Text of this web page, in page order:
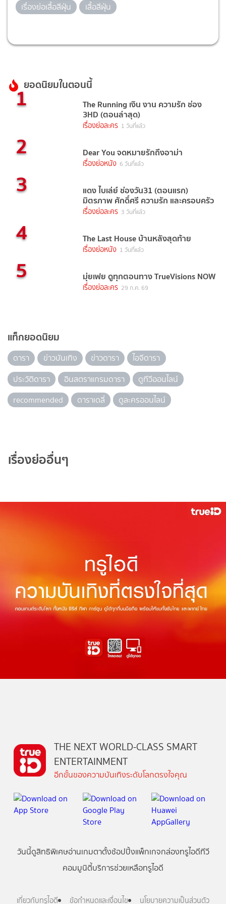
เรื่องย่อเสื้อสีฝุ่น
เสื้อสีฝุ่น
ยอดนิยมในตอนนี้
1 The Running เงิน งาน ความรัก ช่อง
3HD (ตอนล่าสุด)
เรื่องย่อละคร 1 วันที่แล้ว
2 Dear You จดหมายรักถึงอาม่า
เรื่องย่อหนัง 6 วันที่แล้ว
3 แดง ไบเล่ย์ ช่องวัน31 (ตอนแรก)
มิตรภาพ ศักดิ์ศรี ความรัก และครอบครัว
เรื่องย่อละคร 3 วันที่แล้ว
4 The Last House บ้านหลังสุดท้าย
เรื่องย่อหนัง 1 วันที่แล้ว
5 มุ่ยเฟย ดูทุกตอนทาง TrueVisions NOW
เรื่องย่อละคร 29 ก.ค. 69
แท็กยอดนิยม
ดารา ข่าวบันเทิง ข่าวดารา
ไอจีดารา
ประวัติดารา
อินสตราแกรมดารา
ดูทีวีออนไลน์
recommended
ดาราเดลี่ ดูละครออนไลน์
เรื่องย่ออื่นๆ
THE NEXT WORLD-CLASS SMART
ENTERTAINMENT
อีกขั้นของความบันเทิงระดับโลกตรงใจคุณ
วันนี้ดูสิทธิพิเศษอ่านเกมตาตั้งช้อปปิ้งแพ็กเกจกล่องทรูไอดีทีวี
คอมมูนิตี้บริการช่วยเหลือทรูไอดี
เกี่ยวกับทรูไอดี ข้อกำหนดและเงื่อนไข นโยบายความเป็นส่วนตัว